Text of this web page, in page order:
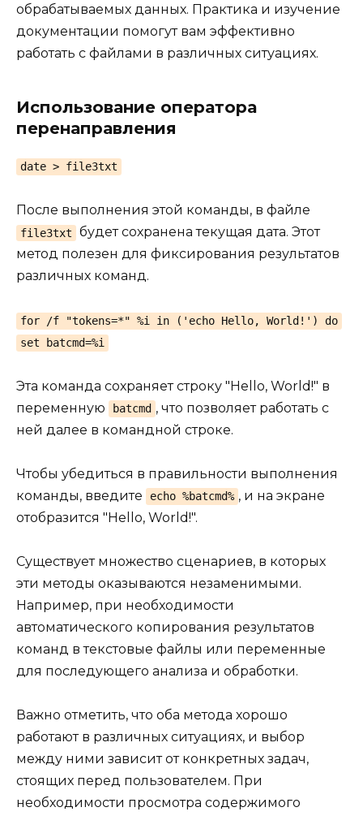
обрабатываемых данных. Практика и изучение
документации помогут вам эффективно
работать с файлами в различных ситуациях.
Использование оператора
перенаправления
date > file3txt
После выполнения этой команды, в файле
file3txt
будет сохранена текущая дата. Этот
метод полезен для фиксирования результатов
различных команд.
for /f "tokens=*" %i in ('echo Hello, World!') do
set batcmd=%i
Эта команда сохраняет строку "Hello, World!" в
переменную
batcmd , что позволяет работать с
ней далее в командной строке.
Чтобы убедиться в правильности выполнения
команды, введите
echo %batcmd% , и на экране
отобразится "Hello, World!".
Существует множество сценариев, в которых
эти методы оказываются незаменимыми.
Например, при необходимости
автоматического копирования результатов
команд в текстовые файлы или переменные
для последующего анализа и обработки.
Важно отметить, что оба метода хорошо
работают в различных ситуациях, и выбор
между ними зависит от конкретных задач,
стоящих перед пользователем. При
необходимости просмотра содержимого